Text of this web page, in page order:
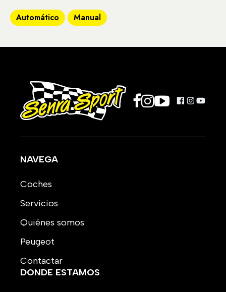
Automático Manual
NAVEGA
Coches
Servicios
Quiénes somos
Peugeot
Contactar
DONDE ESTAMOS